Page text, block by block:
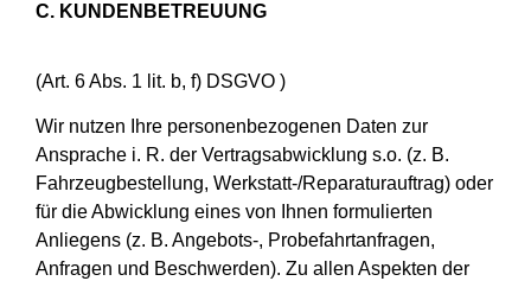
C. KUNDENBETREUUNG
(Art. 6 Abs. 1 lit. b, f) DSGVO )
Wir nutzen Ihre personenbezogenen Daten zur
Ansprache i. R. der Vertragsabwicklung s.o. (z. B.
Fahrzeugbestellung, Werkstatt-/Reparaturauftrag) oder
für die Abwicklung eines von Ihnen formulierten
Anliegens (z. B. Angebots-, Probefahrtanfragen,
Anfragen und Beschwerden). Zu allen Aspekten der